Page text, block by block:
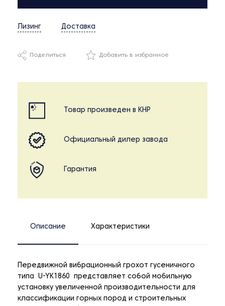
Лизинг Доставка
Поделиться Добавить в избранное
Товар произведен в КНР
Официальный дилер завода
Гарантия
Описание Характеристики
Передвижной вибрационный грохот гусеничного
типа U-YK1860 представляет собой мобильную
установку увеличенной производительности для
классификации горных пород и строительных